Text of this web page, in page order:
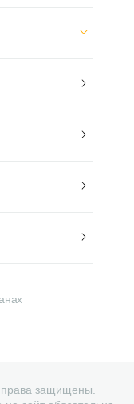
защищены.